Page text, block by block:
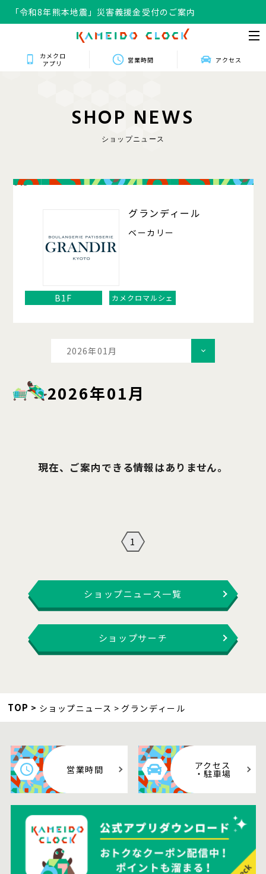
「令和8年熊本地震」災害義援金受付のご案内
カメクロ
アプリ
営業時間 アクセス
SHOP NEWS
ショップニュース
013
グランディール
ベーカリー
B1F カメクロマルシェ
2026年01月
2026年01月
現在、ご案内できる情報はありません。
1
ショップニュース一覧
ショップサーチ
TOP ショップニュース グランディール
営業時間 アクセス
・駐車場